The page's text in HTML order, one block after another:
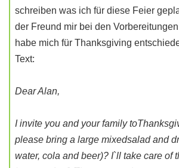
schreiben was ich für diese Feier
der Freund mir bei den
habe mich für Thanksgiving
Text:
Dear Alan,
I invite you and your family
please bring a large mixedsalad and
water, cola and beer)? I`ll take care of